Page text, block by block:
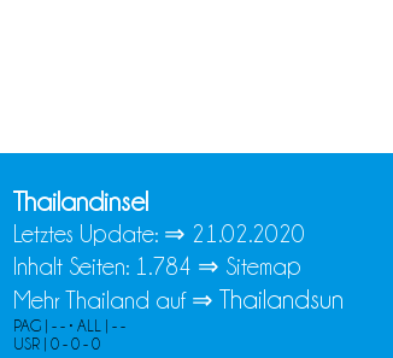
Thailandinsel
Letztes Update: ⇒ 21.02.2020
Inhalt Seiten: 1.784 ⇒ Sitemap
Mehr Thailand auf ⇒ Thailandsun
PAG | - - • ALL | - -
USR | 0 - 0 - 0